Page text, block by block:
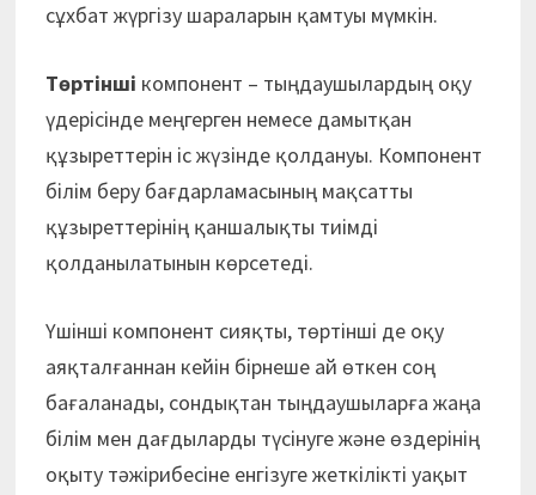
сұхбат жүргізу шараларын қамтуы мүмкін.
Төртінші компонент – тыңдаушылардың оқу
үдерісінде меңгерген немесе дамытқан
құзыреттерін іс жүзінде қолдануы. Компонент
білім беру бағдарламасының мақсатты
құзыреттерінің қаншалықты тиімді
қолданылатынын көрсетеді.
Үшінші компонент сияқты, төртінші де оқу
аяқталғаннан кейін бірнеше ай өткен соң
бағаланады, сондықтан тыңдаушыларға жаңа
білім мен дағдыларды түсінуге және өздерінің
оқыту тәжірибесіне енгізуге жеткілікті уақыт